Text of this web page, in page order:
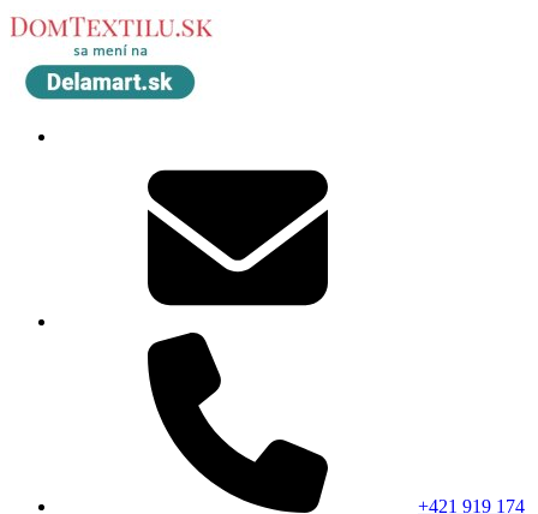
+421 919 174